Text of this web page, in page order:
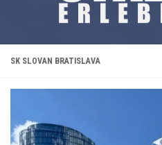
SK SLOVAN BRATISLAVA